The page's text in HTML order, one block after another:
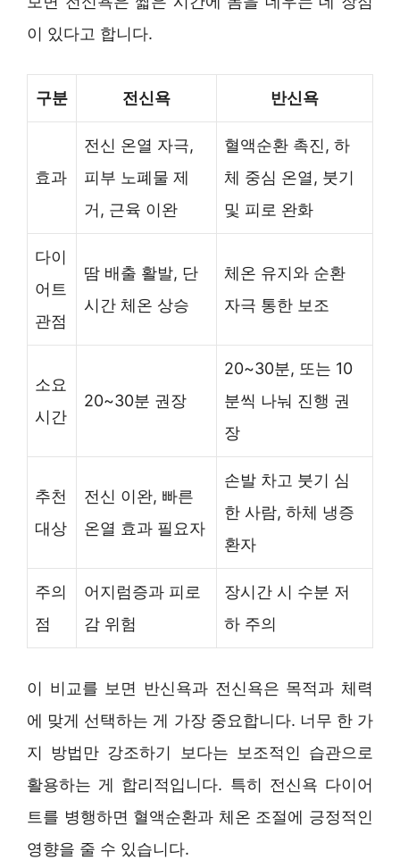
이 있다고 합니다.
구분 전신욕 반신욕
효과
전신 온열 자극,
피부 노폐물 제
거, 근육 이완
혈액순환 촉진, 하
체 중심 온열, 붓기
및 피로 완화
다이
어트
관점
땀 배출 활발, 단
시간 체온 상승
체온 유지와 순환
자극 통한 보조
소요
시간
20~30분 권장
20~30분, 또는 10
분씩 나눠 진행 권
장
추천
대상
전신 이완, 빠른
온열 효과 필요자
손발 차고 붓기 심
한 사람, 하체 냉증
환자
주의
점
어지럼증과 피로
감 위험
장시간 시 수분 저
하 주의
이 비교를 보면 반신욕과 전신욕은 목적과 체력
에 맞게 선택하는 게 가장 중요합니다. 너무 한 가
지 방법만 강조하기 보다는 보조적인 습관으로
활용하는 게 합리적입니다. 특히 전신욕 다이어
트를 병행하면 혈액순환과 체온 조절에 긍정적인
영향을 줄 수 있습니다.